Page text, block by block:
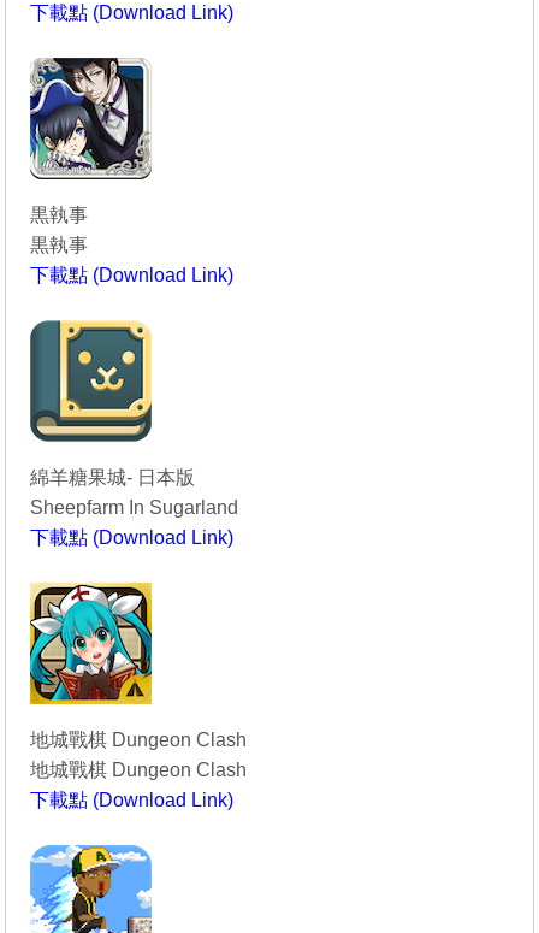
下載點 (Download Link)
黒執事
黒執事
下載點 (Download Link)
綿羊糖果城- 日本版
Sheepfarm In Sugarland
下載點 (Download Link)
地城戰棋 Dungeon Clash
地城戰棋 Dungeon Clash
下載點 (Download Link)